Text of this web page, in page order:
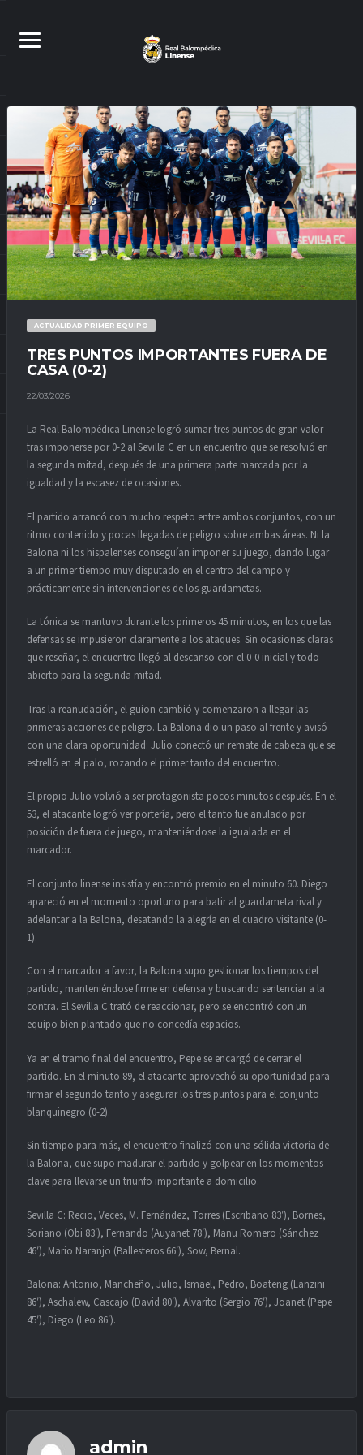
ACTUALIDAD PRIMER EQUIPO
TRES PUNTOS IMPORTANTES FUERA DE
CASA (0-2)
22/03/2026
La Real Balompédica Linense logró sumar tres puntos de gran valor
tras imponerse por 0-2 al Sevilla C en un encuentro que se resolvió en
la segunda mitad, después de una primera parte marcada por la
igualdad y la escasez de ocasiones.
El partido arrancó con mucho respeto entre ambos conjuntos, con un
ritmo contenido y pocas llegadas de peligro sobre ambas áreas. Ni la
Balona ni los hispalenses conseguían imponer su juego, dando lugar
a un primer tiempo muy disputado en el centro del campo y
prácticamente sin intervenciones de los guardametas.
La tónica se mantuvo durante los primeros 45 minutos, en los que las
defensas se impusieron claramente a los ataques. Sin ocasiones claras
que reseñar, el encuentro llegó al descanso con el 0-0 inicial y todo
abierto para la segunda mitad.
Tras la reanudación, el guion cambió y comenzaron a llegar las
primeras acciones de peligro. La Balona dio un paso al frente y avisó
con una clara oportunidad: Julio conectó un remate de cabeza que se
estrelló en el palo, rozando el primer tanto del encuentro.
El propio Julio volvió a ser protagonista pocos minutos después. En el
53, el atacante logró ver portería, pero el tanto fue anulado por
posición de fuera de juego, manteniéndose la igualada en el
marcador.
El conjunto linense insistía y encontró premio en el minuto 60. Diego
apareció en el momento oportuno para batir al guardameta rival y
adelantar a la Balona, desatando la alegría en el cuadro visitante (0-
1).
Con el marcador a favor, la Balona supo gestionar los tiempos del
partido, manteniéndose firme en defensa y buscando sentenciar a la
contra. El Sevilla C trató de reaccionar, pero se encontró con un
equipo bien plantado que no concedía espacios.
Ya en el tramo final del encuentro, Pepe se encargó de cerrar el
partido. En el minuto 89, el atacante aprovechó su oportunidad para
firmar el segundo tanto y asegurar los tres puntos para el conjunto
blanquinegro (0-2).
Sin tiempo para más, el encuentro finalizó con una sólida victoria de
la Balona, que supo madurar el partido y golpear en los momentos
clave para llevarse un triunfo importante a domicilio.
Sevilla C: Recio, Veces, M. Fernández, Torres (Escribano 83′), Bornes,
Soriano (Obi 83′), Fernando (Auyanet 78′), Manu Romero (Sánchez
46′), Mario Naranjo (Ballesteros 66′), Sow, Bernal.
Balona: Antonio, Mancheño, Julio, Ismael, Pedro, Boateng (Lanzini
86′), Aschalew, Cascajo (David 80′), Alvarito (Sergio 76′), Joanet (Pepe
45′), Diego (Leo 86′).
admin